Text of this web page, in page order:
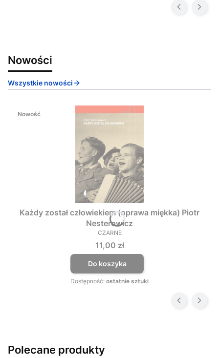
Nowości
Wszystkie nowości
Nowość
Każdy został człowiekiem (oprawa miękka) Piotr
Nesterowicz
PRODUCENT
CZARNE
Cena
11,00 zł
Do koszyka
Dostępność: ostatnie sztuki
Polecane produkty